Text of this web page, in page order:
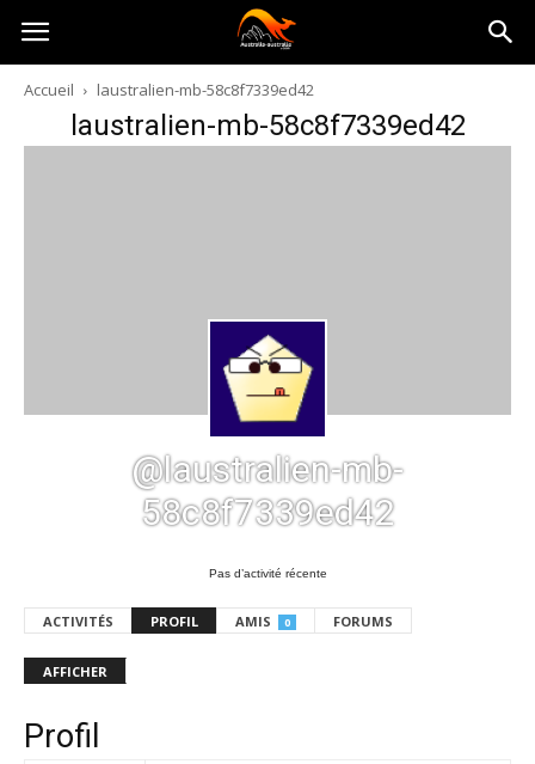
Australia-
australie.com
Accueil laustralien-mb-58c8f7339ed42
laustralien-mb-58c8f7339ed42
@laustralien-mb-
58c8f7339ed42
Pas d’activité récente
ACTIVITÉS PROFIL AMIS 0 FORUMS
AFFICHER
Profil